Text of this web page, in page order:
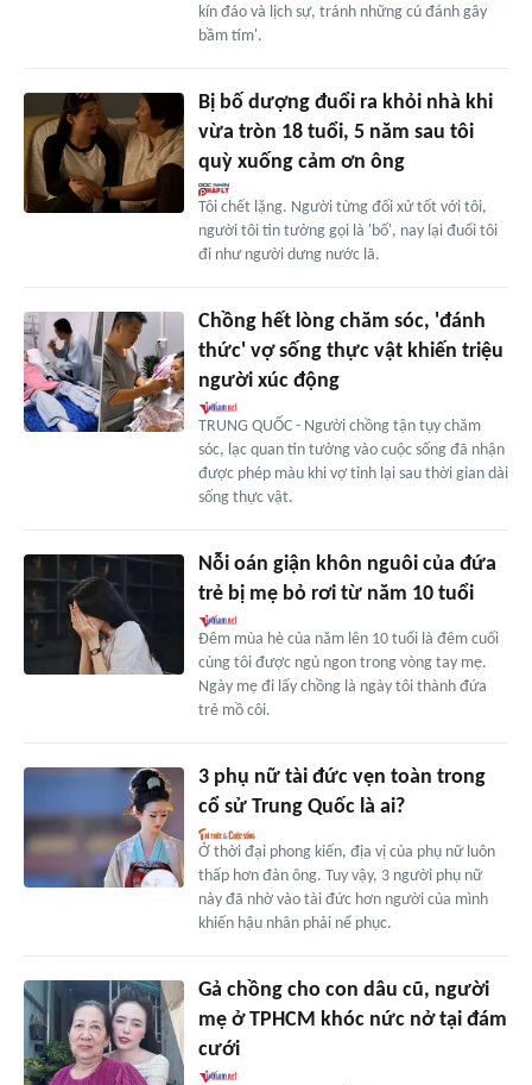
kín đáo và lịch sự, tránh những cú đánh gây
bầm tím'.
Bị bố dượng đuổi ra khỏi nhà khi
vừa tròn 18 tuổi, 5 năm sau tôi
quỳ xuống cảm ơn ông
Tôi chết lặng. Người từng đối xử tốt với tôi,
người tôi tin tưởng gọi là 'bố', nay lại đuổi tôi
đi như người dưng nước lã.
Chồng hết lòng chăm sóc, 'đánh
thức' vợ sống thực vật khiến triệu
người xúc động
TRUNG QUỐC - Người chồng tận tụy chăm
sóc, lạc quan tin tưởng vào cuộc sống đã nhận
được phép màu khi vợ tỉnh lại sau thời gian dài
sống thực vật.
Nỗi oán giận khôn nguôi của đứa
trẻ bị mẹ bỏ rơi từ năm 10 tuổi
Đêm mùa hè của năm lên 10 tuổi là đêm cuối
cùng tôi được ngủ ngon trong vòng tay mẹ.
Ngày mẹ đi lấy chồng là ngày tôi thành đứa
trẻ mồ côi.
3 phụ nữ tài đức vẹn toàn trong
cổ sử Trung Quốc là ai?
Ở thời đại phong kiến, địa vị của phụ nữ luôn
thấp hơn đàn ông. Tuy vậy, 3 người phụ nữ
này đã nhờ vào tài đức hơn người của mình
khiến hậu nhân phải nể phục.
Gả chồng cho con dâu cũ, người
mẹ ở TPHCM khóc nức nở tại đám
cưới